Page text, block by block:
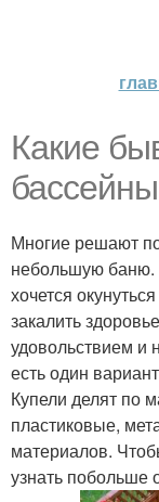
Какие
Многие решают
небольшую баню.
хочется
закалить
удовольствием и
есть один
Купели делят по
пластиковые,
материалов.
узнать побольше